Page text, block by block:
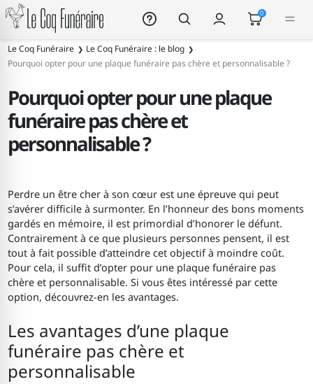
Le Coq Funéraire 0
Le Coq Funéraire
Le Coq Funéraire : le blog
Pourquoi opter pour une plaque funéraire pas chère et personnalisable ?
Pourquoi opter pour une plaque
funéraire pas chère et
personnalisable ?
Perdre un être cher à son cœur est une épreuve qui peut
s’avérer difficile à surmonter. En l’honneur des bons moments
gardés en mémoire, il est primordial d’honorer le défunt.
Contrairement à ce que plusieurs personnes pensent, il est
tout à fait possible d’atteindre cet objectif à moindre coût.
Pour cela, il suffit d’opter pour une plaque funéraire pas
chère et personnalisable. Si vous êtes intéressé par cette
option, découvrez-en les avantages.
Les avantages d’une plaque
funéraire pas chère et
personnalisable